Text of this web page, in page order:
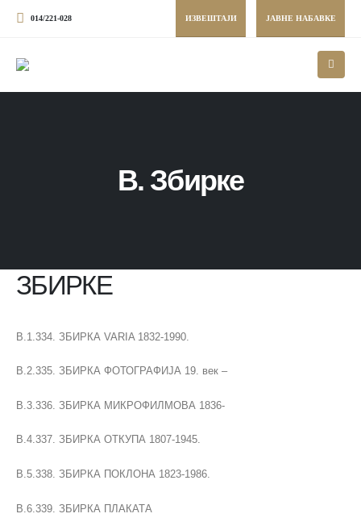
014/221-028 ИЗВЕШТАЈИ ЈАВНЕ НАБАВКЕ
В. Збирке
ЗБИРКЕ
В.1.334. ЗБИРКА VARIA 1832-1990.
В.2.335. ЗБИРКА ФОТОГРАФИЈА 19. век –
В.3.336. ЗБИРКА МИКРОФИЛМОВА 1836-
В.4.337. ЗБИРКА ОТКУПА 1807-1945.
В.5.338. ЗБИРКА ПОКЛОНА 1823-1986.
В.6.339. ЗБИРКА ПЛАКАТА